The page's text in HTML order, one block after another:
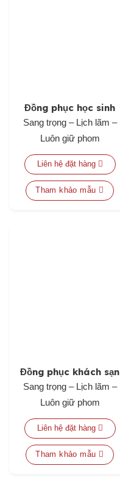
Đồng phục học sinh
Sang trọng – Lịch lãm –
Luôn giữ phom
Liên hệ đặt hàng
Tham khảo mẫu
Đồng phục khách sạn
Sang trọng – Lịch lãm –
Luôn giữ phom
Liên hệ đặt hàng
Tham khảo mẫu